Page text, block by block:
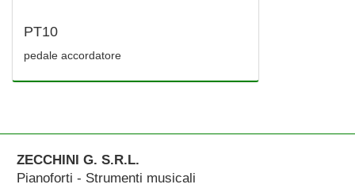
PT10
pedale accordatore
ZECCHINI G. S.R.L.
Pianoforti - Strumenti musicali